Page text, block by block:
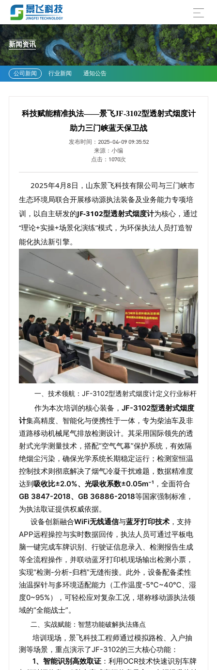
新闻资讯
公司新闻 行业新闻 通知公告
科技赋能精准执法——景飞JF-3102型透射式烟度计
助力三门峡蓝天保卫战
发布时间：2025-04-09 09:35:52
来源：小编
点击： 1070次
2025年4月8日，山东景飞科技有限公司与三门峡市
生态环境局联合开展移动源执法装备及业务能力专项培
训，以自主研发的JF-3102型透射式烟度计为核心，通过
“理论+实操+场景化演练”模式，为环保执法人员打造智
能化执法新引擎。
一、技术领航：JF-3102型透射式烟度计定义行业标杆
作为本次培训的核心装备， JF-3102型透射式烟度
计集高精度、智能化与便携性于一体，专为柴油车及非
道路移动机械尾气排放检测设计。其采用国际领先的透
射式光学测量技术，搭配“空气气幕”保护系统，有效隔
绝烟尘污染，确保光学系统长期稳定运行；检测室恒温
控制技术则彻底解决了烟气冷凝干扰难题，数据精准度
达到 吸收比±2.0%、光吸收系数±0.05m⁻¹ ，全面符合
GB 3847-2018、GB 36886-2018等国家强制标准，
为执法取证提供权威依据。
设备创新融合WiFi无线通信与蓝牙打印技术，支持
APP远程操控与实时数据回传，执法人员可通过平板电
脑一键完成车牌识别、行驶证信息录入、检测报告生成
等全流程操作，并联动蓝牙打印机现场输出检测小票，
实现“检测-分析-归档”无缝衔接。此外，设备配备柔性
油温探针与多环境适配能力（工作温度-5℃~40℃、湿
度0~95%），可轻松应对复杂工况，堪称移动源执法领
域的“全能战士”。
二、实战赋能：智慧功能破解执法痛点
培训现场，景飞科技工程师通过模拟路检、入户抽
测等场景，重点演示了JF-3102的三大核心功能：
1、智能识别高效取证： 利用OCR技术快速识别车牌